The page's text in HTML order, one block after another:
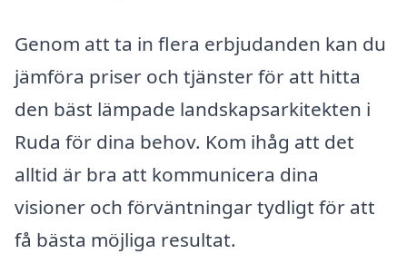
Genom att ta in flera erbjudanden kan du
jämföra priser och tjänster för att hitta
den bäst lämpade landskapsarkitekten i
Ruda för dina behov. Kom ihåg att det
alltid är bra att kommunicera dina
visioner och förväntningar tydligt för att
få bästa möjliga resultat.